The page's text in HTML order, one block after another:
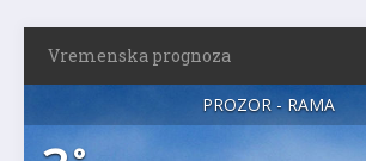
Vremenska prognoza
PROZOR - RAMA